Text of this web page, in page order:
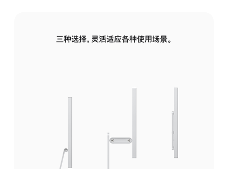
三种选择，灵活适应各种使用场景。